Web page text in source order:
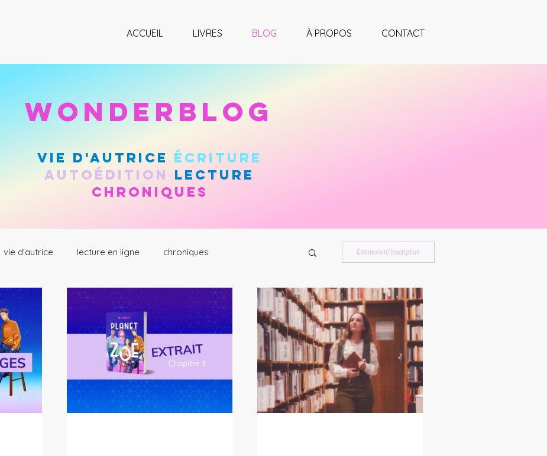
ACCUEIL LIVRES BLOG À PROPOS CONTACT
wonderblog
vie d'autrice Écriture
autoÉdition
lecture
chroniques
vie d'autrice lecture en ligne chroniques
Le Dernier Vidéoclub Planet Zoé
Connexion/Inscription